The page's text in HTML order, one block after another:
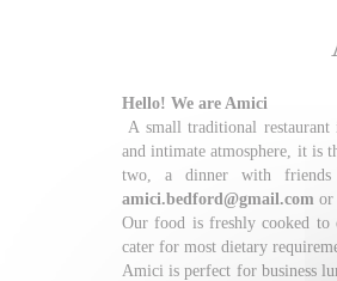
Hello! We are Amici
A small traditional
and intimate atmosphere, it is
two, a dinner with
amici.bedford@gmail.com or
Our food is freshly cooked to
cater for most dietary
Amici is perfect for business